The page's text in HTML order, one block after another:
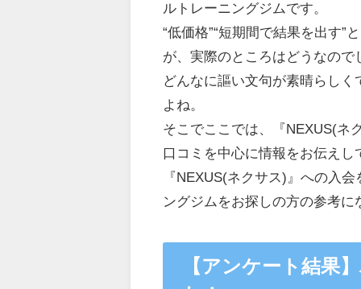
ルトレーニングジムです。
“低価格”“短期間で結果を出す”
が、実際のところはどうなので
どんなに謳い文句が素晴らし
よね。
そこでここでは、『NEXUS(ネ
口コミを中心に情報をお伝えし
『NEXUS(ネクサス)』への入
ングジムをお探しの方の参考に
【アンケート結果